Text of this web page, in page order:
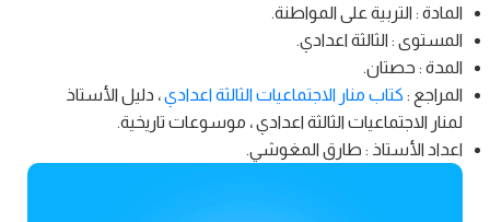
المادة : التربية على المواطنة.
المستوى : الثالثة اعدادي.
المدة : حصتان.
المراجع : كتاب منار الاجتماعيات الثالثة اعدادي، دليل الأستاذ
لمنار الاجتماعيات الثالثة اعدادي ، موسوعات تاريخية.
اعداد الأستاذ : طارق المغوشي.